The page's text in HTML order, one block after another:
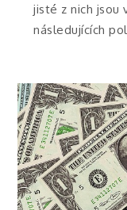
jisté z nich jsou
následujících